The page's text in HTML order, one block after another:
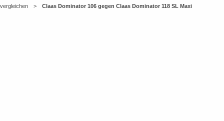
vergleichen
> Claas Dominator 106 gegen Claas Dominator 118 SL Maxi